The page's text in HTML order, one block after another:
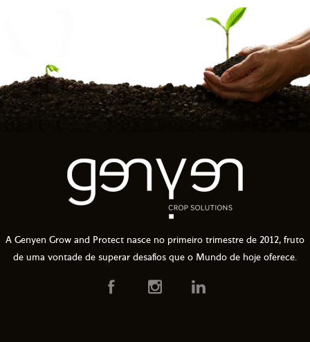
A Genyen Grow and Protect nasce no primeiro trimestre de 2012, fruto
de uma vontade de superar desafios que o Mundo de hoje oferece.